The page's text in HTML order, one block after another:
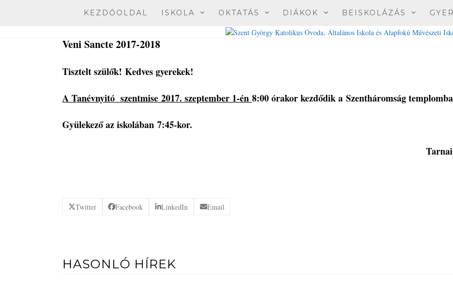
KEZDŐOLDAL ISKOLA OKTATÁS DIÁKOK BEISKOLÁZÁS
Veni Sancte 2017-2018
Tisztelt szülők! Kedves gyerekek!
A Tanévnyitó szentmise 2017. szeptember 1-én 8:00 órakor kezdődik a Szentháromság
Gyülekező az iskolában 7:45-kor.
Twitter Facebook LinkedIn Email
HASONLÓ HÍREK